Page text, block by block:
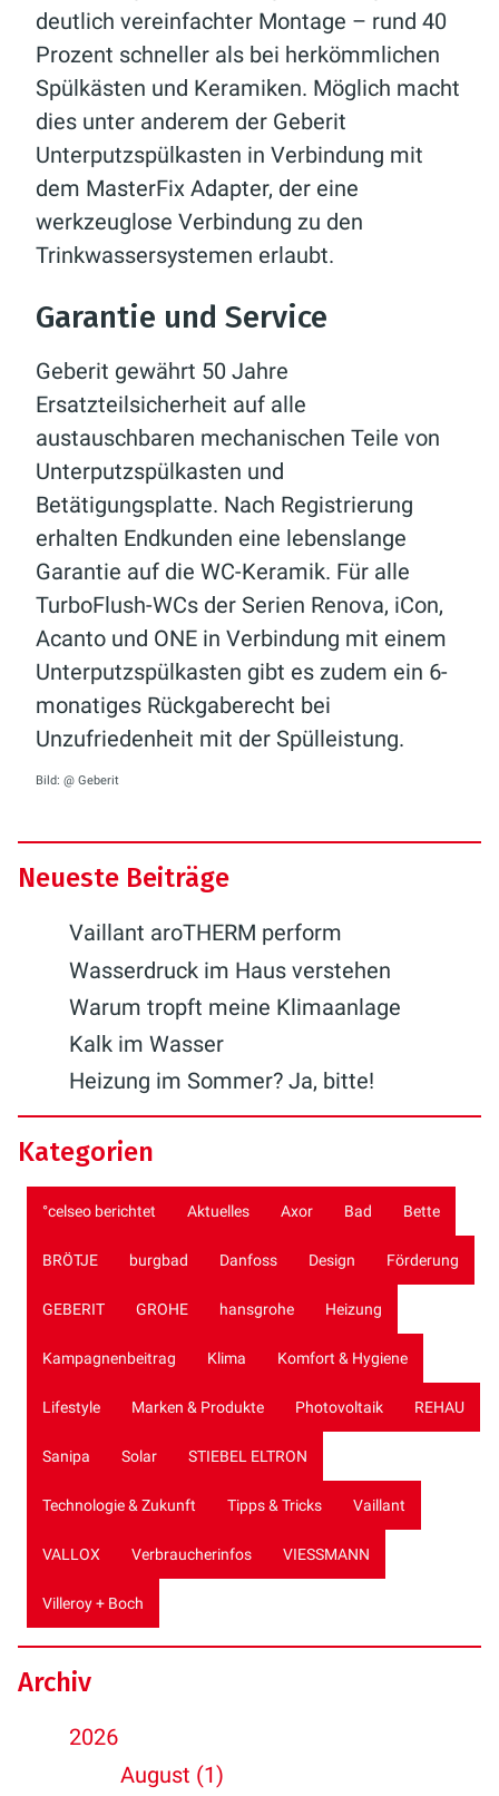
deutlich vereinfachter Montage – rund 40
Prozent schneller als bei herkömmlichen
Spülkästen und Keramiken. Möglich macht
dies unter anderem der Geberit
Unterputzspülkasten in Verbindung mit
dem MasterFix Adapter, der eine
werkzeuglose Verbindung zu den
Trinkwassersystemen erlaubt.
Garantie und Service
Geberit gewährt 50 Jahre
Ersatzteilsicherheit auf alle
austauschbaren mechanischen Teile von
Unterputzspülkasten und
Betätigungsplatte. Nach Registrierung
erhalten Endkunden eine lebenslange
Garantie auf die WC-Keramik. Für alle
TurboFlush-WCs der Serien Renova, iCon,
Acanto und ONE in Verbindung mit einem
Unterputzspülkasten gibt es zudem ein 6-
monatiges Rückgaberecht bei
Unzufriedenheit mit der Spülleistung.
Bild: @ Geberit
Neueste Beiträge
Vaillant aroTHERM perform
Wasserdruck im Haus verstehen
Warum tropft meine Klimaanlage
Kalk im Wasser
Heizung im Sommer? Ja, bitte!
Kategorien
°celseo berichtet Aktuelles Axor Bad Bette
BRÖTJE burgbad Danfoss Design Förderung
GEBERIT GROHE hansgrohe Heizung
Kampagnenbeitrag Klima Komfort & Hygiene
Lifestyle Marken & Produkte Photovoltaik REHAU
Sanipa Solar STIEBEL ELTRON
Technologie & Zukunft Tipps & Tricks Vaillant
VALLOX Verbraucherinfos VIESSMANN
Villeroy + Boch
Archiv
2026
August (1)